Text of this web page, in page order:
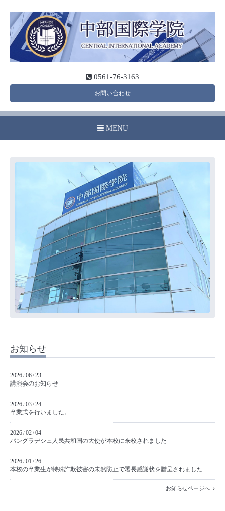
0561-76-3163
お問い合わせ
MENU
お知らせ
2026 / 06 / 23
講演会のお知らせ
2026 / 03 / 24
卒業式を行いました。
2026 / 02 / 04
バングラデシュ人民共和国の大使が本校に来校されました
2026 / 01 / 26
本校の卒業生が特殊詐欺被害の未然防止で署長感謝状を贈呈されました
お知らせページへ